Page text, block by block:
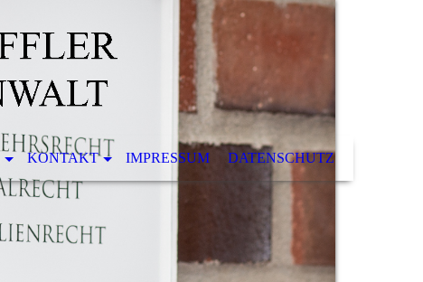
KONTAKT IMPRESSUM DATENSCHUTZ